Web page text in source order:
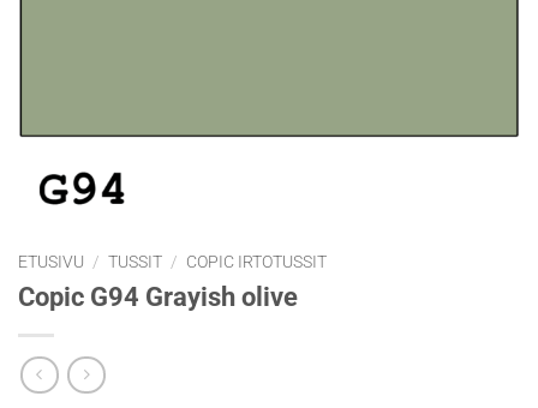
ETUSIVU / TUSSIT / COPIC IRTOTUSSIT
Copic G94 Grayish olive